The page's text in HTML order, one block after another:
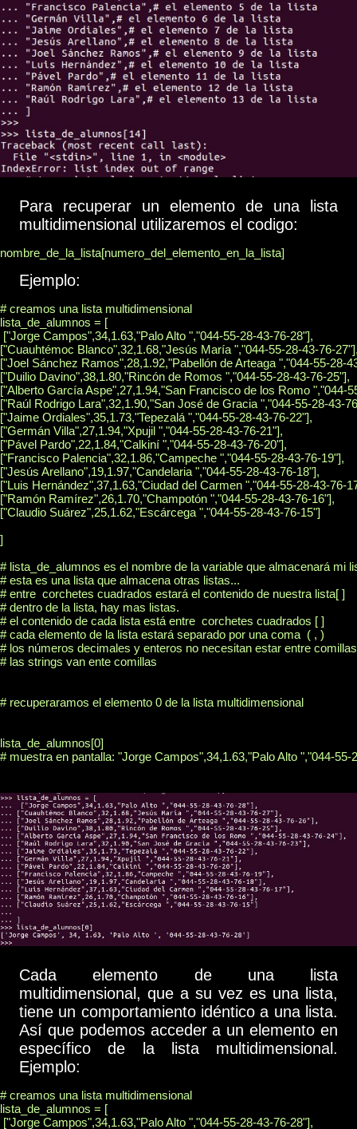
Para recuperar un elemento de una lista
multidimensional utilizaremos el codigo:
Ejemplo:
# creamos una lista multidimensional
lista_de_alumnos = [
["Jorge Campos",34,1.63,"Palo Alto ","044-55-28-43-76-28"],
["Cuauhtémoc Blanco",32,1.68,"Jesús María ","044-55-28-43-76-
["Joel Sánchez Ramos",28,1.92,"Pabellón de Arteaga ","044-55-28-
["Duilio Davino",38,1.80,"Rincón de Romos ","044-55-28-43-76-25"],
["Alberto García Aspe",27,1.94,"San Francisco de los Romo ","044-
["Raúl Rodrigo Lara",32,1.90,"San José de Gracia ","044-55-28-43-
["Jaime Ordiales",35,1.73,"Tepezalá ","044-55-28-43-76-22"],
["Germán Villa",27,1.94,"Xpujil ","044-55-28-43-76-21"],
["Pável Pardo",22,1.84,"Calkiní ","044-55-28-43-76-20"],
["Francisco Palencia",32,1.86,"Campeche ","044-55-28-43-76-19"],
["Jesús Arellano",19,1.97,"Candelaria ","044-55-28-43-76-18"],
["Luis Hernández",37,1.63,"Ciudad del Carmen ","044-55-28-43-76-
["Ramón Ramírez",26,1.70,"Champotón ","044-55-28-43-76-16"],
["Claudio Suárez",25,1.62,"Escárcega ","044-55-28-43-76-15"]
]
# lista_de_alumnos es el nombre de la variable que almacenará mi
# esta es una lista que almacena otras listas...
# entre  corchetes cuadrados estará el contenido de nuestra lista[ ]
# dentro de la lista, hay mas listas.
# el contenido de cada lista está entre  corchetes cuadrados [ ]
# cada elemento de la lista estará separado por una coma  ( , )
# los números decimales y enteros no necesitan estar entre comillas
# las strings van ente comillas
# recuperaramos el elemento 0 de la lista multidimensional
lista_de_alumnos[0]
# muestra en pantalla: "Jorge Campos",34,1.63,"Palo Alto ","044-55-
Cada elemento de una lista
multidimensional, que a su vez es una lista,
tiene un comportamiento idéntico a una lista.
Así que podemos acceder a un elemento en
específico de la lista multidimensional.
Ejemplo:
# creamos una lista multidimensional
lista_de_alumnos = [
["Jorge Campos",34,1.63,"Palo Alto ","044-55-28-43-76-28"],